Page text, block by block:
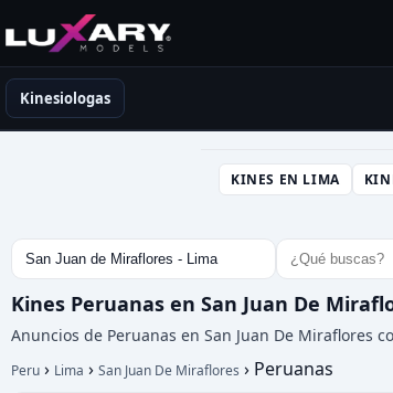
Kinesiólogas en Perú
Kinesiologas
KINES EN LIMA
Kines Peruanas en San Juan De
Anuncios de Peruanas en San Juan De Miraflores
Peru › Lima › San Juan De Miraflores › Peruanas